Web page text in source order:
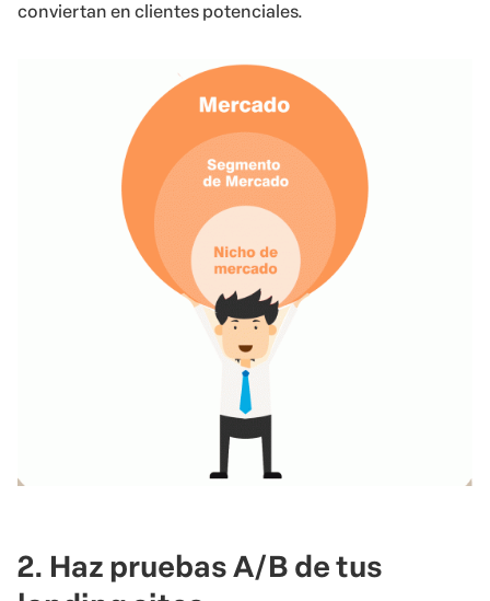
conviertan en clientes potenciales.
2. Haz pruebas A/B de tus